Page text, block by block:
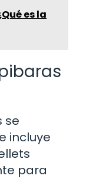
es la
se
incluye
para